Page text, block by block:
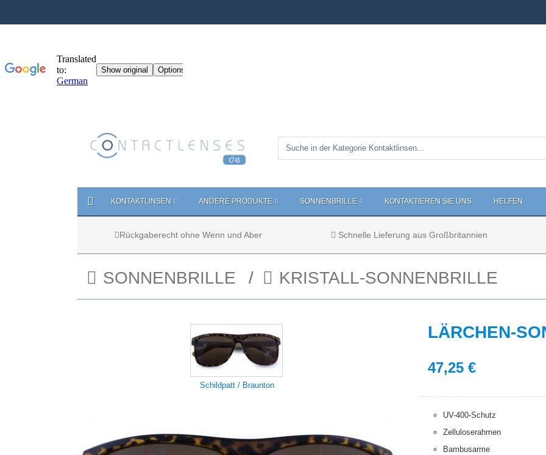
KONTAKTLINSEN ANDERE PRODUKTE SONNENBRILLE KONTAKTIEREN SIE UNS HELFEN
Rückgaberecht ohne Wenn und Aber Schnelle Lieferung aus Großbritannien
SONNENBRILLE KRISTALL-SONNENBRILLE
Schildpatt / Braunton
LÄRCHEN-
47,25 €
UV-400-Schutz
Zelluloserahmen
Bambusarme